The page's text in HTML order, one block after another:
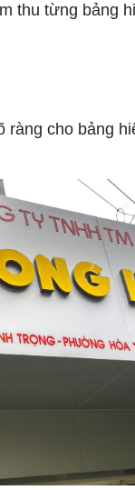
thu từng bảng
cho bảng